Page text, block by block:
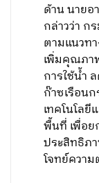
ด้าน นาย
กล่าวว่า ก
ตามแนวท
เพิ่มคุณภา
การใช้น้ำ
ก๊าซเรือน
เทคโนโล
พื้นที่ เพื่อย
ประสิทธิภ
โจทย์ควา